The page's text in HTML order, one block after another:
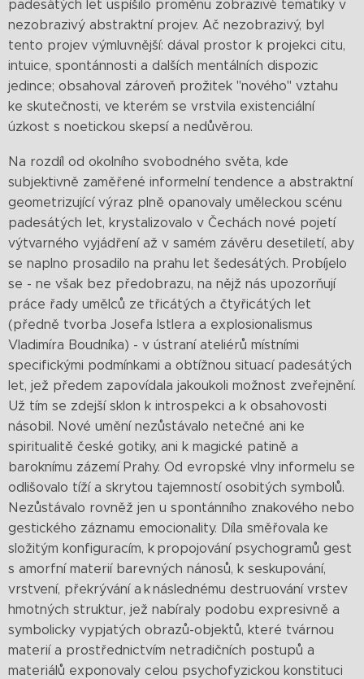
padesátých let uspíšilo proměnu zobrazivé tematiky v
nezobrazivý abstraktní projev. Ač nezobrazivý, byl
tento projev výmluvnější: dával prostor k projekci citu,
intuice, spontánnosti a dalších mentálních dispozic
jedince; obsahoval zároveň prožitek "nového" vztahu
ke skutečnosti, ve kterém se vrstvila existenciální
úzkost s noetickou skepsí a nedůvěrou.
Na rozdíl od okolního svobodného světa, kde
subjektivně zaměřené informelní tendence a abstraktní
geometrizující výraz plně opanovaly uměleckou scénu
padesátých let, krystalizovalo v Čechách nové pojetí
výtvarného vyjádření až v samém závěru desetiletí, aby
se naplno prosadilo na prahu let šedesátých. Probíjelo
se - ne však bez předobrazu, na nějž nás upozorňují
práce řady umělců ze třicátých a čtyřicátých let
(předně tvorba Josefa Istlera a explosionalismus
Vladimíra Boudníka) - v ústraní ateliérů místními
specifickými podmínkami a obtížnou situací padesátých
let, jež předem zapovídala jakoukoli možnost zveřejnění.
Už tím se zdejší sklon k introspekci a k obsahovosti
násobil. Nové umění nezůstávalo netečné ani ke
spiritualitě české gotiky, ani k magické patině a
baroknímu zázemí Prahy. Od evropské vlny informelu se
odlišovalo tíží a skrytou tajemností osobitých symbolů.
Nezůstávalo rovněž jen u spontánního znakového nebo
gestického záznamu emocionality. Díla směřovala ke
složitým konfiguracím, k propojování psychogramů gest
s amorfní materií barevných nánosů, k seskupování,
vrstvení, překrývání a k následnému destruování vrstev
hmotných struktur, jež nabíraly podobu expresivně a
symbolicky vypjatých obrazů-objektů, které tvárnou
materií a prostřednictvím netradičních postupů a
materiálů exponovaly celou psychofyzickou konstituci